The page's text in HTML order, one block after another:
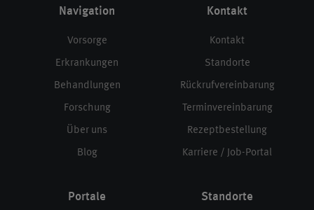
Navigation
Vorsorge
Erkrankungen
Behandlungen
Forschung
Über uns
Blog
Kontakt
Kontakt
Standorte
Rückrufvereinbarung
Terminvereinbarung
Rezeptbestellung
Karriere / Job-Portal
Portale Standorte